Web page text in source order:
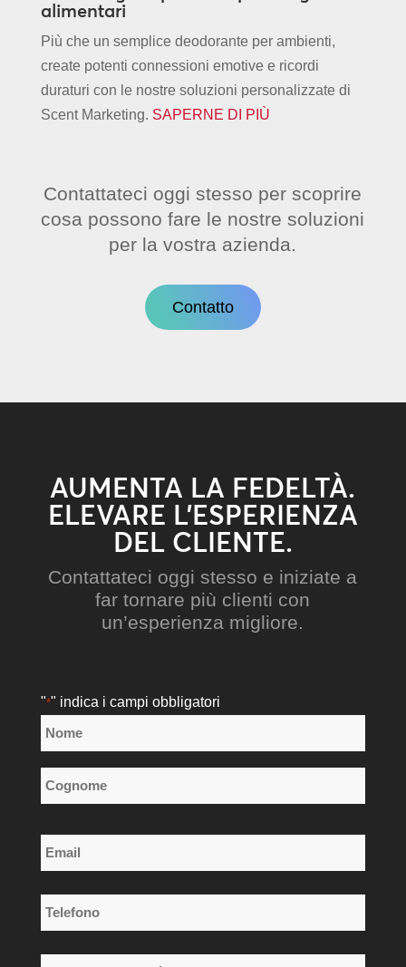
alimentari
Più che un semplice deodorante per ambienti,
create potenti connessioni emotive e ricordi
duraturi con le nostre soluzioni personalizzate di
Scent Marketing. SAPERNE DI PIÙ
Contattateci oggi stesso per scoprire
cosa possono fare le nostre soluzioni
per la vostra azienda.
Contatto
AUMENTA LA FEDELTÀ.
ELEVARE L’ESPERIENZA
DEL CLIENTE.
Contattateci oggi stesso e iniziate a
far tornare più clienti con
un’esperienza migliore.
"*" indica i campi obbligatori
Nome
*
Email
*
Telefono
*